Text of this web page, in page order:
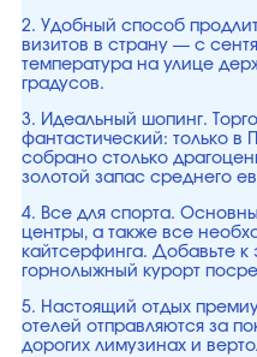
2. Удобный способ
визитов в страну — с
температура на улице
градусов.
3. Идеальный шопинг.
фантастический: только в
собрано столько
золотой запас среднего
4. Все для спорта.
центры, а также все
кайтсерфинга. Добавьте
горнолыжный курорт
5. Настоящий отдых
отелей отправляются за
дорогих лимузинах и